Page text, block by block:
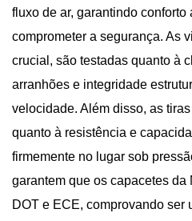
fluxo de ar, garantindo
comprometer a segurança. As
crucial, são testadas quanto à
arranhões e integridade
velocidade. Além disso, as
quanto à resistência e
firmemente no lugar sob
garantem que os capacetes da
DOT e ECE, comprovando ser